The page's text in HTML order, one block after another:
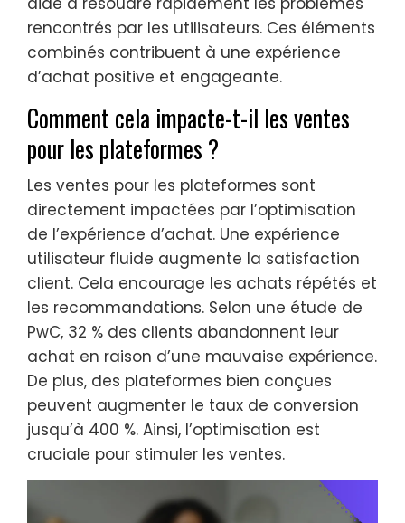
rencontrés par les utilisateurs. Ces éléments
combinés contribuent à une expérience
d’achat positive et engageante.
Comment cela impacte-t-il les ventes
pour les plateformes ?
Les ventes pour les plateformes sont
directement impactées par l’optimisation
de l’expérience d’achat. Une expérience
utilisateur fluide augmente la satisfaction
client. Cela encourage les achats répétés et
les recommandations. Selon une étude de
PwC, 32 % des clients abandonnent leur
achat en raison d’une mauvaise expérience.
De plus, des plateformes bien conçues
peuvent augmenter le taux de conversion
jusqu’à 400 %. Ainsi, l’optimisation est
cruciale pour stimuler les ventes.